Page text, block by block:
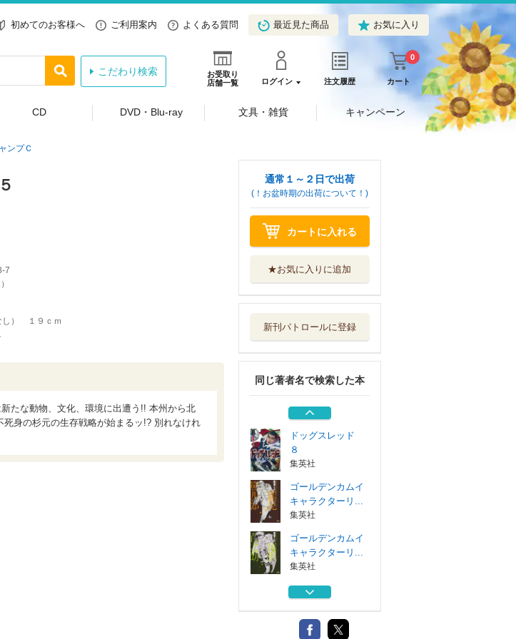
初めてのお客様へ ご利用案内 よくある質問 最近見た商品 お気に入り
お受取り
店舗一覧
ログイン 注文履歴 カート
0
こだわり検索
CD DVD・Blu-ray 文具・雑貨 キャンペーン
ンプＣ
7
）
し） １９ｃｍ
たな動物、文化、環境に出遭う!! 本州から北
身の杉元の生存戦略が始まるッ!? 別れなけれ
通常１～２日で出荷
(！お盆時期の出荷について！)
カートに入れる
★お気に入りに追加
新刊パトロールに登録
同じ著者名で検索した本
ゴールデンカムイ
キャラクターリ...
ゴールデンカムイ
集英社
ドッグスレッド
１－７巻セット
集英社
ドッグスレッド
８
集英社
ゴールデンカムイ
キャラクターリ...
集英社
ゴールデンカムイ
キャラクターリ...
集英社
ドッグスレッド
集英社